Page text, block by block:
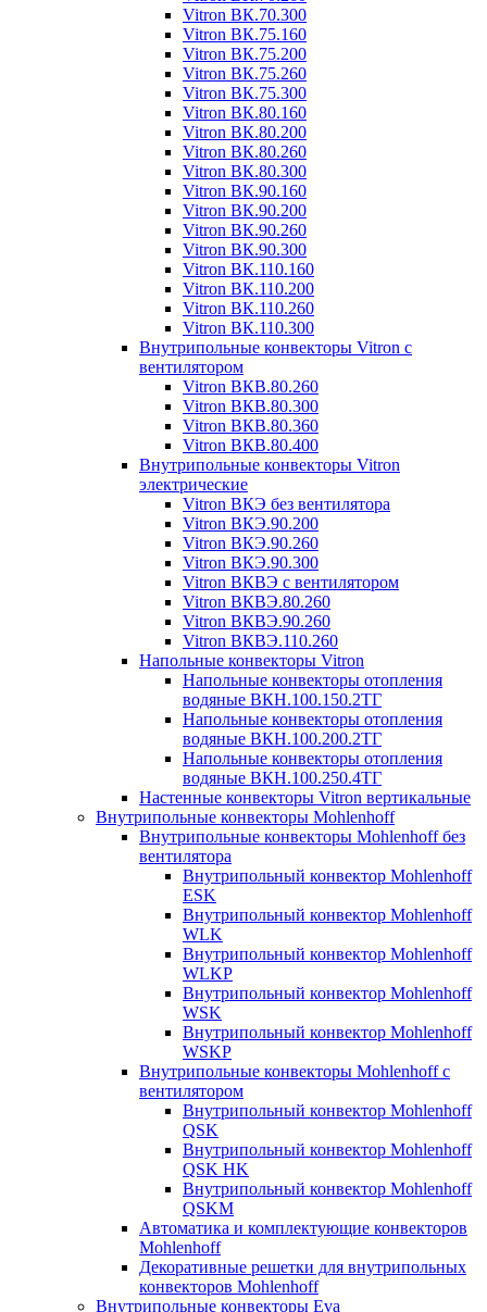
Vitron ВК.70.300
Vitron ВК.75.160
Vitron ВК.75.200
Vitron ВК.75.260
Vitron ВК.75.300
Vitron ВК.80.160
Vitron ВК.80.200
Vitron ВК.80.260
Vitron ВК.80.300
Vitron ВК.90.160
Vitron ВК.90.200
Vitron ВК.90.260
Vitron ВК.90.300
Vitron ВК.110.160
Vitron ВК.110.200
Vitron ВК.110.260
Vitron ВК.110.300
Внутрипольные конвекторы Vitron с
вентилятором
Vitron ВКВ.80.260
Vitron ВКВ.80.300
Vitron ВКВ.80.360
Vitron ВКВ.80.400
Внутрипольные конвекторы Vitron
электрические
Vitron ВКЭ без вентилятора
Vitron ВКЭ.90.200
Vitron ВКЭ.90.260
Vitron ВКЭ.90.300
Vitron ВКВЭ с вентилятором
Vitron ВКВЭ.80.260
Vitron ВКВЭ.90.260
Vitron ВКВЭ.110.260
Напольные конвекторы Vitron
Напольные конвекторы отопления
водяные ВКН.100.150.2ТГ
Напольные конвекторы отопления
водяные ВКН.100.200.2ТГ
Напольные конвекторы отопления
водяные ВКН.100.250.4ТГ
Настенные конвекторы Vitron вертикальные
Внутрипольные конвекторы Mohlenhoff
Внутрипольные конвекторы Mohlenhoff без
вентилятора
Внутрипольный конвектор Mohlenhoff
ESK
Внутрипольный конвектор Mohlenhoff
WLK
Внутрипольный конвектор Mohlenhoff
WLKP
Внутрипольный конвектор Mohlenhoff
WSK
Внутрипольный конвектор Mohlenhoff
WSKP
Внутрипольные конвекторы Mohlenhoff с
вентилятором
Внутрипольный конвектор Mohlenhoff
QSK
Внутрипольный конвектор Mohlenhoff
QSK HK
Внутрипольный конвектор Mohlenhoff
QSKM
Автоматика и комплектующие конвекторов
Mohlenhoff
Декоративные решетки для внутрипольных
конвекторов Mohlenhoff
Внутрипольные конвекторы Eva